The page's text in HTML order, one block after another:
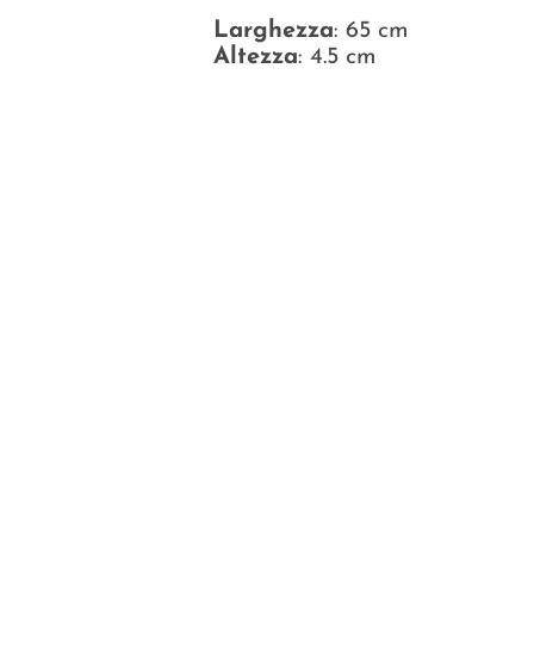
Larghezza: 65 cm
Altezza: 4.5 cm